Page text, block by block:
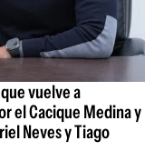
vuelve a
el Cacique Medina y
Neves y Tiago